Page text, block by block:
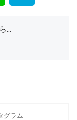
...
グラム